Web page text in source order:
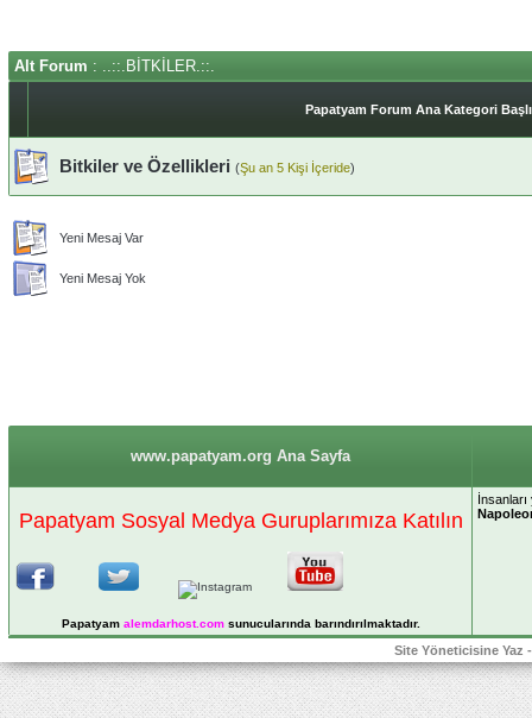
Alt Forum : ..::.BİTKİLER.::.
Papatyam Forum Ana Kategori
Bitkiler ve Özellikleri (Şu an 5 Kişi İçeride)
Yeni Mesaj Var
Yeni Mesaj Yok
www.papatyam.org Ana Sayfa
Papatyam Sosyal Medya Guruplarımıza Katılın
Papatyam alemdarhost.comsunucularında barındırılmaktadır.
Site Yöneticisine Yaz